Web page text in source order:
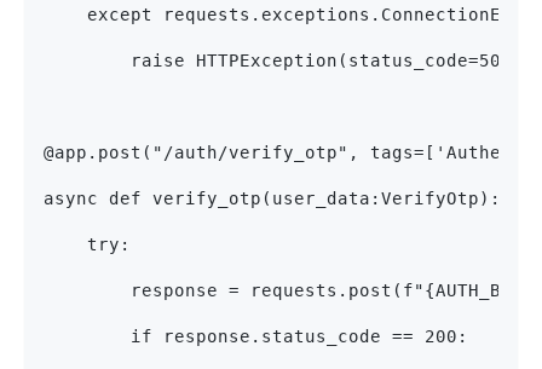
except
raise HTTPException(status_code=503,
@app.post("/auth/verify_otp",
async def verify_otp(user_data:VerifyOtp):
    try:
response =
        if response.status_code == 200: